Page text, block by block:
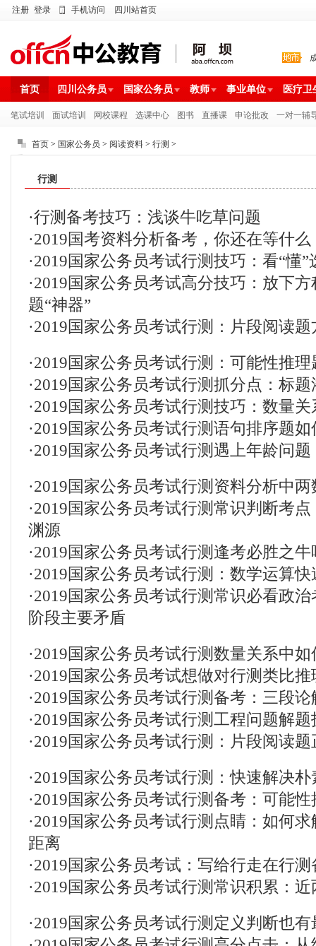
注册 登录 手机访问 四川站首页
首页 四川公务员 国家公务员 教师 事业单位 医疗卫
笔试培训 面试培训 网校课程 选课中心 图书 直播课 申论批改 一对一辅
首页 > 国家公务员 > 阅读资料 > 行测 >
行测
·行测备考技巧：浅谈牛吃草问题
·2019国考资料分析备考，你还在等什么
·2019国家公务员考试行测技巧：看“懂
·2019国家公务员考试高分技巧：放下
题“神器”
·2019国家公务员考试行测：片段阅读
·2019国家公务员考试行测：可能性推
·2019国家公务员考试行测抓分点：标
·2019国家公务员考试行测技巧：数量
·2019国家公务员考试行测语句排序题
·2019国家公务员考试行测遇上年龄问
·2019国家公务员考试行测资料分析中
·2019国家公务员考试行测常识判断考
渊源
·2019国家公务员考试行测逢考必胜之
·2019国家公务员考试行测：数学运算
·2019国家公务员考试行测常识必看政
阶段主要矛盾
·2019国家公务员考试行测数量关系中
·2019国家公务员考试想做对行测类比
·2019国家公务员考试行测备考：三段
·2019国家公务员考试行测工程问题解
·2019国家公务员考试行测：片段阅读
·2019国家公务员考试行测：快速解决
·2019国家公务员考试行测备考：可能
·2019国家公务员考试行测点睛：如何
距离
·2019国家公务员考试：写给行走在行
·2019国家公务员考试行测常识积累：
·2019国家公务员考试行测定义判断也